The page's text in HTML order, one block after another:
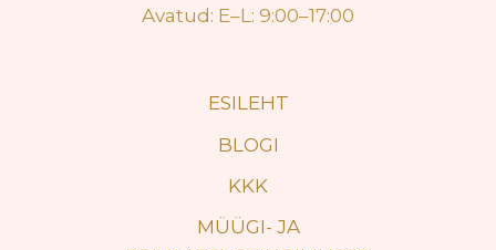
Avatud: E–L: 9:00–17:00
ESILEHT
BLOGI
KKK
MÜÜGI- JA